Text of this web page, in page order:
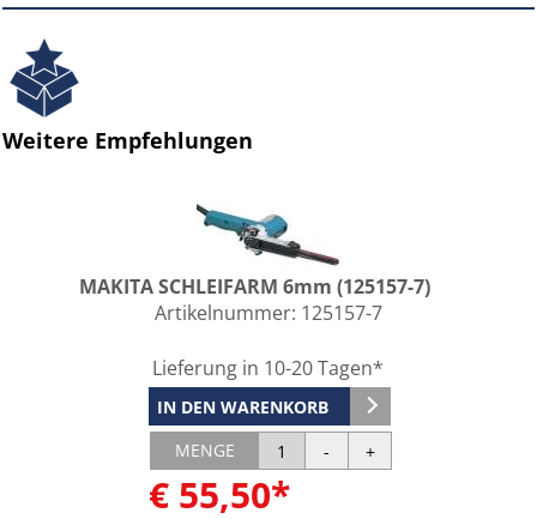
Weitere Empfehlungen
MAKITA SCHLEIFARM 6mm (125157-7)
Artikelnummer: 125157-7
Lieferung in 10-20 Tagen*
IN DEN WARENKORB
MENGE
€ 55,50*